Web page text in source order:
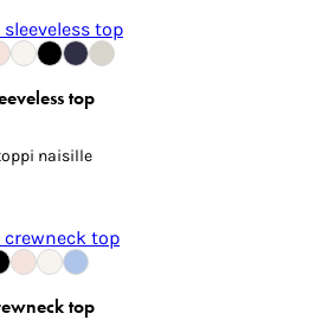
top
naisille
top